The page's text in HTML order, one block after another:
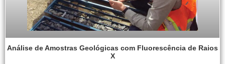
Análise de Amostras Geológicas com Fluorescência de Raios
X